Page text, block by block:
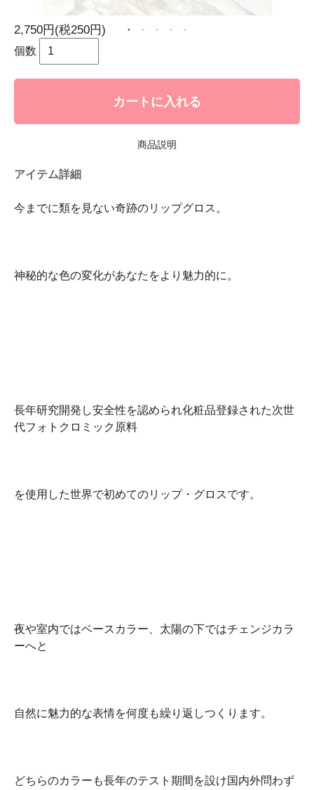
2,750円(税250円)
個数
カートに入れる
商品説明
アイテム詳細
今までに類を見ない奇跡のリップグロス。
神秘的な色の変化があなたをより魅力的に。
長年研究開発し安全性を認められ化粧品登録された次世
代フォトクロミック原料
を使用した世界で初めてのリップ・グロスです。
夜や室内ではベースカラー、太陽の下ではチェンジカラ
ーへと
自然に魅力的な表情を何度も繰り返しつくります。
どちらのカラーも長年のテスト期間を設け国内外問わず